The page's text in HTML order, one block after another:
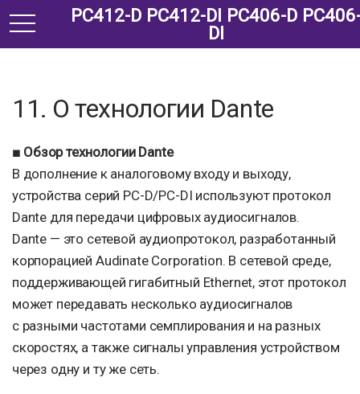
PC412-D PC412-DI PC406-D
DI
t
a
v
i
g
a
o
n
11. О технологии Dante
■ Обзор технологии Dante
В дополнение к аналоговому входу и выходу,
устройства серий PC-D/PC-DI используют протокол
Dante для передачи цифровых аудиосигналов.
Dante — это сетевой аудиопротокол, разработанный
корпорацией Audinate Corporation. В сетевой среде,
поддерживающей гигабитный Ethernet, этот протокол
может передавать несколько аудиосигналов
с разными частотами семплирования и на разных
скоростях, а также сигналы управления устройством
через одну и ту же сеть.